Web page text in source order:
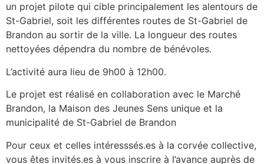
un projet pilote qui cible principalement les alentours de
St-Gabriel, soit les différentes routes de St-Gabriel de
Brandon au sortir de la ville. La longueur des routes
nettoyées dépendra du nombre de bénévoles.
L’activité aura lieu de 9h00 à 12h00.
Le projet est réalisé en collaboration avec le Marché
Brandon, la Maison des Jeunes Sens unique et la
municipalité de St-Gabriel de Brandon
Pour ceux et celles intéresssés.es à la corvée collective,
vous êtes invités.es à vous inscrire à l’avance auprès de